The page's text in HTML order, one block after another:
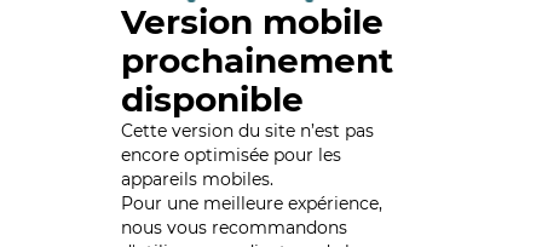
Version mobile
prochainement
disponible
Cette version du site n’est pas
encore optimisée pour les
appareils mobiles.
Pour une meilleure expérience,
nous vous recommandons